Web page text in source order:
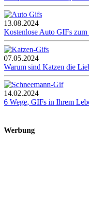
13.08.2024
Kostenlose Auto GIFs
07.05.2024
Warum sind Katzen die
14.02.2024
6 Wege, GIFs in Ihrem
Werbung